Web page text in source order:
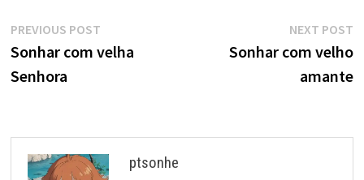
Navegação
de
PREVIOUS POSTPrevious
post:
Sonhar com velha
Senhora
NEXT POST
Sonhar com velho
amante
ptsonhe